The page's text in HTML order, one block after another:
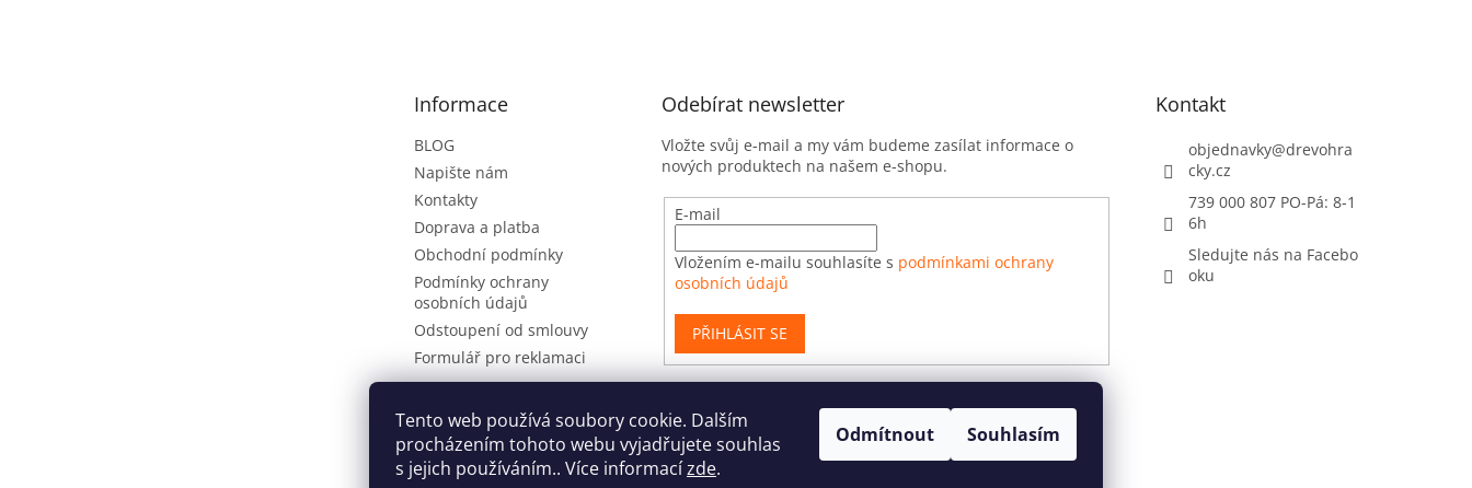
Tento web používá soubory cookie. Dalším
procházením tohoto webu vyjadřujete souhlas
s jejich používáním.. Více informacízde.
Odmítnout Souhlasím
Informace
BLOG
Napište nám
Kontakty
Doprava a platba
Obchodní podmínky
Podmínky ochrany
osobních údajů
Odstoupení od smlouvy
Formulář pro reklamaci
Odebírat newsletter
Vložte svůj e-mail a my vám budeme zasílat informace o
nových produktech na našem e-shopu.
E-mail
Vložením e-mailu souhlasíte s podmínkami ochrany
osobních údajů
PŘIHLÁSIT SE
Kontakt
objednavky@drevohra
cky.cz
739 000 807 PO-Pá: 8-1
6h
Sledujte nás na Facebo
oku
Pinterest